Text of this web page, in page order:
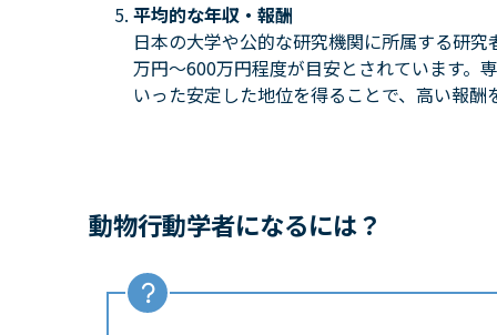
平均的な年収・報酬
日本の大学や公的な研究機関に所属する研
万円〜600万円程度が目安とされています。
いった安定した地位を得ることで、高い報酬
動物行動学者になるには？